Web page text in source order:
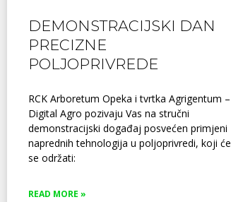
DEMONSTRACIJSKI DAN
PRECIZNE
POLJOPRIVREDE
RCK Arboretum Opeka i tvrtka Agrigentum –
Digital Agro pozivaju Vas na stručni
demonstracijski događaj posvećen primjeni
naprednih tehnologija u poljoprivredi, koji će
se održati:
READ MORE »